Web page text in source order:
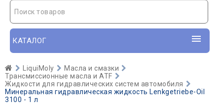
Поиск товаров
КАТАЛОГ
LiquiMoly
Масла и смазки
Трансмиссионные масла и ATF
Жидкости для гидравлических систем автомобиля
Минеральная гидравлическая жидкость Lenkgetriebe-OiI
3100 - 1 л